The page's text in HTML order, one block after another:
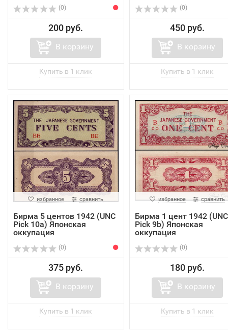
(0)
200 руб.
В корзину
(0)
450 руб.
В корзину
избранное сравнить
Бирма 5 центов 1942 (UNC
Pick 10a) Японская
оккупация
(0)
375 руб.
В корзину
избранное сравнить
Бирма 1 цент 1942 (UNC
Pick 9b) Японская
оккупация
(0)
180 руб.
В корзину